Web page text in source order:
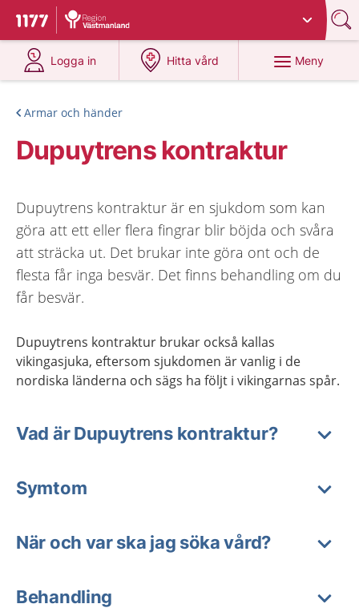
Till startsidan för 1177
Du har valt region
Logga in
på 1177.se
Hitta vård
på 1177.se
Meny
Armar och händer
Dupuytrens kontraktur
Dupuytrens kontraktur är en sjukdom som kan
göra att ett eller flera fingrar blir böjda och svåra
att sträcka ut. Det brukar inte göra ont och de
flesta får inga besvär. Det finns behandling om du
får besvär.
Dupuytrens kontraktur brukar också kallas
vikingasjuka, eftersom sjukdomen är vanlig i de
nordiska länderna och sägs ha följt i vikingarnas spår.
Vad är Dupuytrens kontraktur?
Symtom
När och var ska jag söka vård?
Behandling